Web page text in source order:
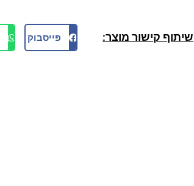
שיתוף קישור מוצר: פייסבוק